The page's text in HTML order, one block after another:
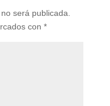
será publicada.
con *